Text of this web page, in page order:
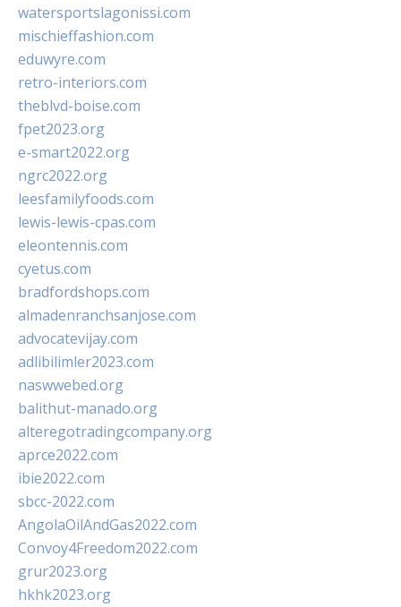
watersportslagonissi.com
mischieffashion.com
eduwyre.com
retro-interiors.com
theblvd-boise.com
fpet2023.org
e-smart2022.org
ngrc2022.org
leesfamilyfoods.com
lewis-lewis-cpas.com
eleontennis.com
cyetus.com
bradfordshops.com
almadenranchsanjose.com
advocatevijay.com
adlibilimler2023.com
naswwebed.org
balithut-manado.org
alteregotradingcompany.org
aprce2022.com
ibie2022.com
sbcc-2022.com
AngolaOilAndGas2022.com
Convoy4Freedom2022.com
grur2023.org
hkhk2023.org